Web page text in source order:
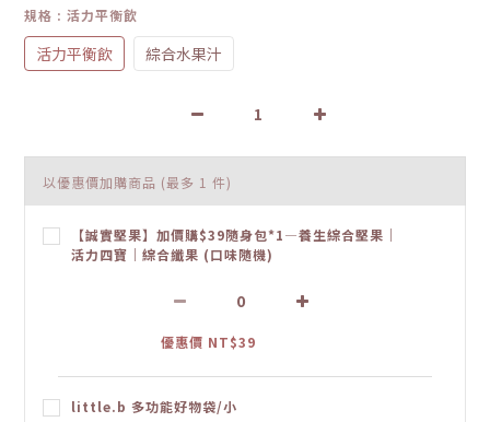
規格 : 活力平衡飲
活力平衡飲 綜合水果汁
以優惠價加購商品 (最多 1 件)
【誠實堅果】加價購$39隨身包*1—養生綜合堅果｜
活力四寶｜綜合纖果 (口味隨機)
優惠價 NT$39
little.b 多功能好物袋/小